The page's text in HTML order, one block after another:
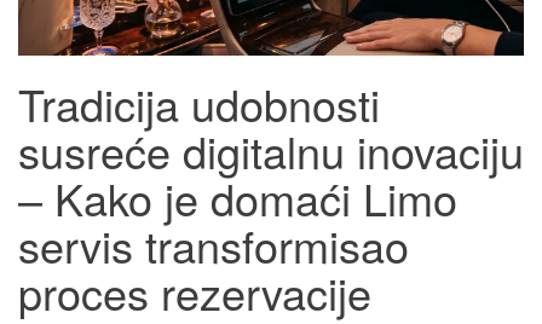
Tradicija udobnosti
susreće digitalnu inovaciju
– Kako je domaći Limo
servis transformisao
proces rezervacije